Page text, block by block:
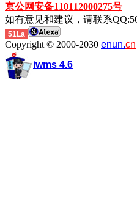
京公网安备110112000275号
如有意见和建议，请联系
51La
Copyright © 2000-2030 enun.cn
iwms 4.6